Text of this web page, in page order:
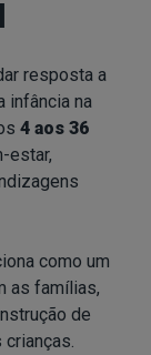
resposta a
infância na
4 aos 36
estar,
como um
as famílias,
de